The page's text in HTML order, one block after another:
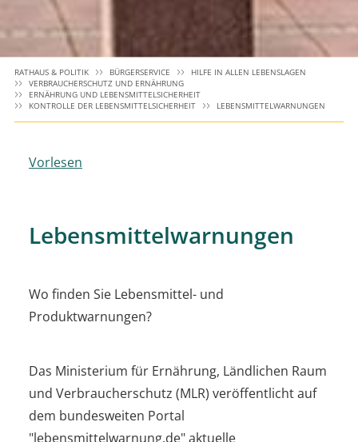
RATHAUS & POLITIK BÜRGERSERVICE
HILFE IN ALLEN LEBENSLAGEN
VERBRAUCHERSCHUTZ UND ERNÄHRUNG
ERNÄHRUNG UND LEBENSMITTELSICHERHEIT
KONTROLLE DER LEBENSMITTELSICHERHEIT
LEBENSMITTELWARNUNGEN
Vorlesen
Lebensmittelwarnungen
Wo finden Sie Lebensmittel- und
Produktwarnungen?
Das Ministerium für Ernährung, Ländlichen Raum
und Verbraucherschutz (MLR) veröffentlicht auf
dem bundesweiten Portal
"lebensmittelwarnung.de" aktuelle